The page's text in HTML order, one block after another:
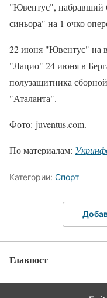
"Ювентус", набравший
синьора" на 1 очко
22 июня "Ювентус" на
"Лацио" 24 июня в
полузащитника
"Аталанта".
Фото: juventus.com.
По материалам:
Категории: Спорт
Главпост